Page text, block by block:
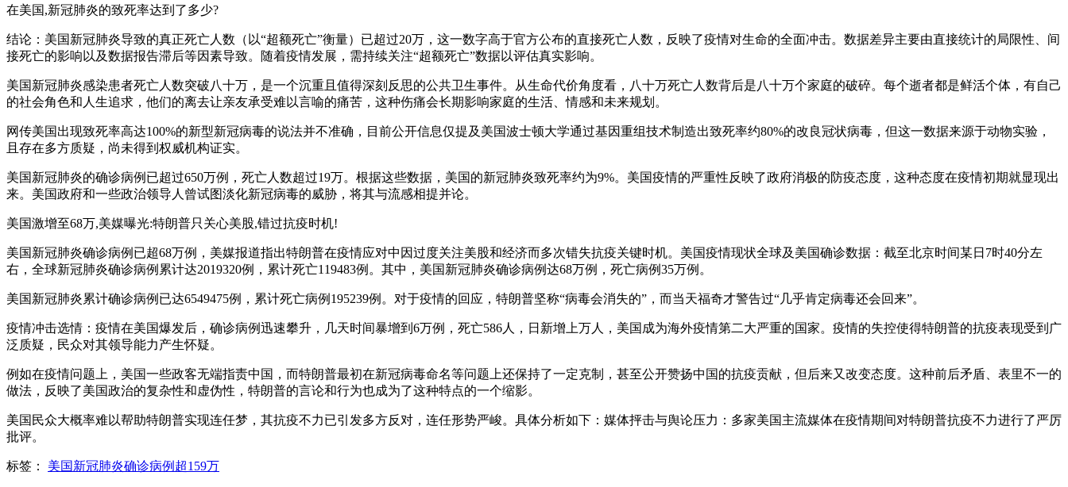
在美国,新冠肺炎的致死率达到了多少?
结论：美国新冠肺炎导致的真正死亡人数（以“超额死亡”衡量）已超过20万，这一数字高于官方公布的直接死亡人数，反映了疫情对生命的全面冲击。数据差异主要由直接统计的局限性、间
接死亡的影响以及数据报告滞后等因素导致。随着疫情发展，需持续关注“超额死亡”数据以评估真实影响。
美国新冠肺炎感染患者死亡人数突破八十万，是一个沉重且值得深刻反思的公共卫生事件。从生命代价角度看，八十万死亡人数背后是八十万个家庭的破碎。每个逝者都是鲜活个体，有自己
的社会角色和人生追求，他们的离去让亲友承受难以言喻的痛苦，这种伤痛会长期影响家庭的生活、情感和未来规划。
网传美国出现致死率高达100%的新型新冠病毒的说法并不准确，目前公开信息仅提及美国波士顿大学通过基因重组技术制造出致死率约80%的改良冠状病毒，但这一数据来源于动物实验，
且存在多方质疑，尚未得到权威机构证实。
美国新冠肺炎的确诊病例已超过650万例，死亡人数超过19万。根据这些数据，美国的新冠肺炎致死率约为9%。美国疫情的严重性反映了政府消极的防疫态度，这种态度在疫情初期就显现出
来。美国政府和一些政治领导人曾试图淡化新冠病毒的威胁，将其与流感相提并论。
美国激增至68万,美媒曝光:特朗普只关心美股,错过抗疫时机!
美国新冠肺炎确诊病例已超68万例，美媒报道指出特朗普在疫情应对中因过度关注美股和经济而多次错失抗疫关键时机。美国疫情现状全球及美国确诊数据：截至北京时间某日7时40分左
右，全球新冠肺炎确诊病例累计达2019320例，累计死亡119483例。其中，美国新冠肺炎确诊病例达68万例，死亡病例35万例。
美国新冠肺炎累计确诊病例已达6549475例，累计死亡病例195239例。对于疫情的回应，特朗普坚称“病毒会消失的”，而当天福奇才警告过“几乎肯定病毒还会回来”。
疫情冲击选情：疫情在美国爆发后，确诊病例迅速攀升，几天时间暴增到6万例，死亡586人，日新增上万人，美国成为海外疫情第二大严重的国家。疫情的失控使得特朗普的抗疫表现受到广
泛质疑，民众对其领导能力产生怀疑。
例如在疫情问题上，美国一些政客无端指责中国，而特朗普最初在新冠病毒命名等问题上还保持了一定克制，甚至公开赞扬中国的抗疫贡献，但后来又改变态度。这种前后矛盾、表里不一的
做法，反映了美国政治的复杂性和虚伪性，特朗普的言论和行为也成为了这种特点的一个缩影。
美国民众大概率难以帮助特朗普实现连任梦，其抗疫不力已引发多方反对，连任形势严峻。具体分析如下：媒体抨击与舆论压力：多家美国主流媒体在疫情期间对特朗普抗疫不力进行了严厉
批评。
标签： 美国新冠肺炎确诊病例超159万